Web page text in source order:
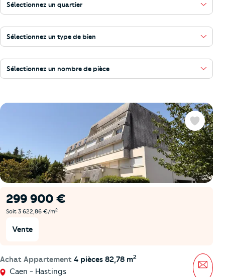
Sélectionnez un quartier
Sélectionnez un type de bien
Sélectionnez un nombre de pièce
299 900 €
Soit 3 622,86 €/m2
Vente
Achat Appartement 4 pièces 82,78 m2
Caen - Hastings
Favoris